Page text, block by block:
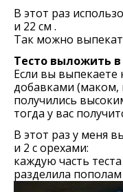
В этот раз
и 22 см .
Так можно
Тесто выложить
Если вы
добавками
получились
тогда у вас
В этот раз у меня
и 2 с орехами:
каждую часть
разделила